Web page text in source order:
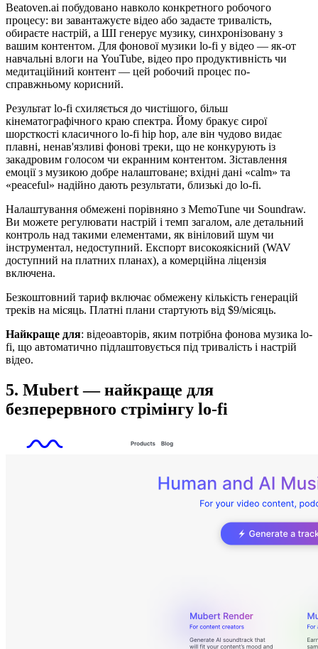
Beatoven.ai побудовано навколо конкретного робочого
процесу: ви завантажуєте відео або задаєте тривалість,
обираєте настрій, а ШІ генерує музику, синхронізовану з
вашим контентом. Для фонової музики lo-fi у відео — як-от
навчальні влоги на YouTube, відео про продуктивність чи
медитаційний контент — цей робочий процес по-
справжньому корисний.
Результат lo-fi схиляється до чистішого, більш
кінематографічного краю спектра. Йому бракує сирої
шорсткості класичного lo-fi hip hop, але він чудово видає
плавні, ненав'язливі фонові треки, що не конкурують із
закадровим голосом чи екранним контентом. Зіставлення
емоції з музикою добре налаштоване; вхідні дані «calm» та
«peaceful» надійно дають результати, близькі до lo-fi.
Налаштування обмежені порівняно з MemoTune чи Soundraw.
Ви можете регулювати настрій і темп загалом, але детальний
контроль над такими елементами, як вініловий шум чи
інструментал, недоступний. Експорт високоякісний (WAV
доступний на платних планах), а комерційна ліцензія
включена.
Безкоштовний тариф включає обмежену кількість генерацій
треків на місяць. Платні плани стартують від $9/місяць.
Найкраще для: відеоавторів, яким потрібна фонова музика lo-
fi, що автоматично підлаштовується під тривалість і настрій
відео.
5. Mubert — найкраще для
безперервного стрімінгу lo-fi